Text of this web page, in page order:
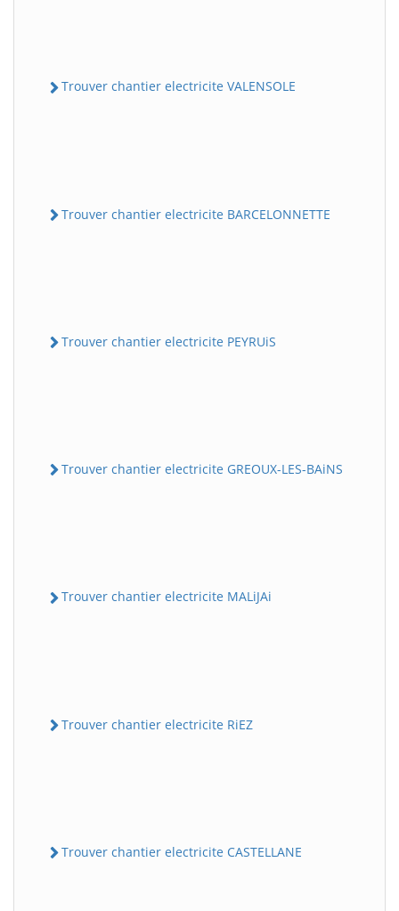
Trouver chantier electricite VALENSOLE
Trouver chantier electricite BARCELONNETTE
Trouver chantier electricite PEYRUiS
Trouver chantier electricite GREOUX-LES-BAiNS
Trouver chantier electricite MALiJAi
Trouver chantier electricite RiEZ
Trouver chantier electricite CASTELLANE